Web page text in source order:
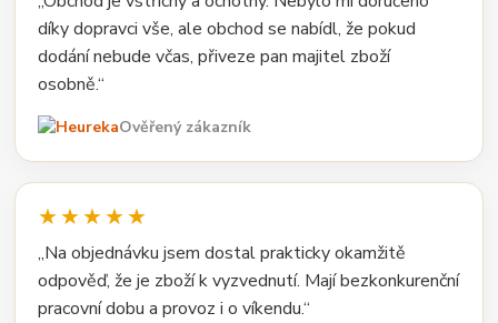
díky dopravci vše, ale obchod se nabídl, že pokud
dodání nebude včas, přiveze pan majitel zboží
osobně.“
Ověřený zákazník
★★★★★
„Na objednávku jsem dostal prakticky okamžitě
odpověď, že je zboží k vyzvednutí. Mají bezkonkurenční
pracovní dobu a provoz i o víkendu.“